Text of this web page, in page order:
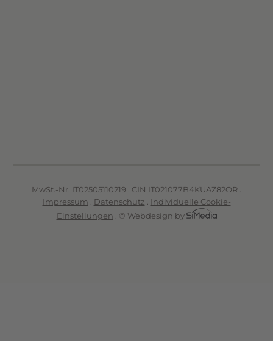
MwSt.-Nr. IT02505110219 . CIN IT021077B4KUAZ82OR .
Impressum
Datenschutz
Individuelle Cookie-
Einstellungen
© Webdesign by